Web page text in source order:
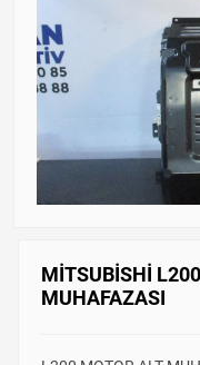
MİTSUBİSHİ
MUHAFAZASI